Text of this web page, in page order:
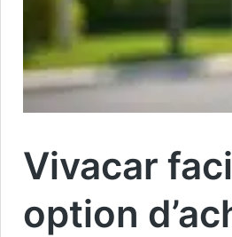
Vivacar
option